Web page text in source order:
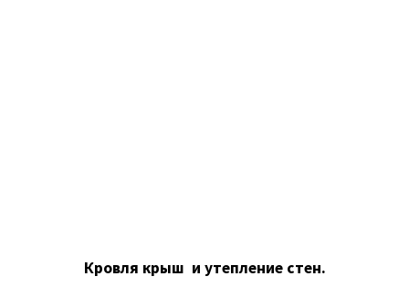
Кровля крыш и утепление стен.